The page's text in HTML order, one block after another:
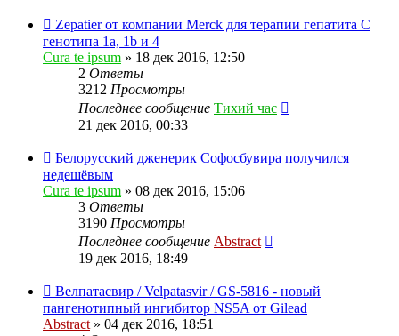
Zepatier от компании Merck для терапии гепатита C
генотипа 1a, 1b и 4
Cura te ipsum » 18 дек 2016, 12:50
2 Ответы
3212 Просмотры
Последнее сообщение Тихий час
21 дек 2016, 00:33
Белорусский дженерик Софосбувира получился
недешёвым
Cura te ipsum » 08 дек 2016, 15:06
3 Ответы
3190 Просмотры
Последнее сообщение Abstract
19 дек 2016, 18:49
Велпатасвир / Velpatasvir / GS-5816 - новый
пангенотипный ингибитор NS5A от Gilead
Abstract » 04 дек 2016, 18:51